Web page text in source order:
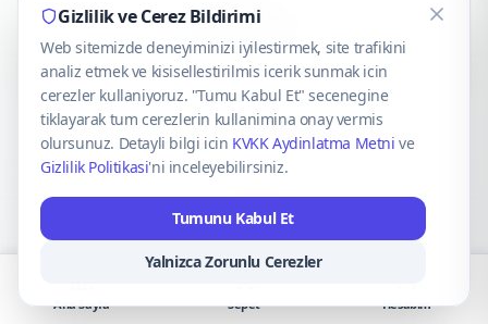
CaseOnn
© 2025 CaseOnn. Tüm hakları saklıdır.
VISA Mastercard
Gizlilik ve Cerez Bildirimi
Web sitemizde deneyiminizi iyilestirmek, site trafikini
analiz etmek ve kisisellestirilmis icerik sunmak icin
cerezler kullaniyoruz. "Tumu Kabul Et" secenegine
tiklayarak tum cerezlerin kullanimina onay vermis
olursunuz. Detayli bilgi icin KVKK Aydinlatma Metni ve
Gizlilik Politikasi'ni inceleyebilirsiniz.
Tumunu Kabul Et
Yalnizca Zorunlu Cerezler
Ana Sayfa Sepet Hesabım